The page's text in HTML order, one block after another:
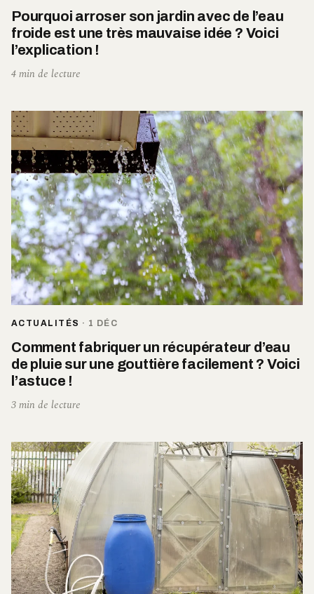
Pourquoi arroser son jardin avec de l’eau
froide est une très mauvaise idée ? Voici
l’explication !
4 min de lecture
ACTUALITÉS · 1 DÉC
Comment fabriquer un récupérateur d’eau
de pluie sur une gouttière facilement ? Voici
l’astuce !
3 min de lecture